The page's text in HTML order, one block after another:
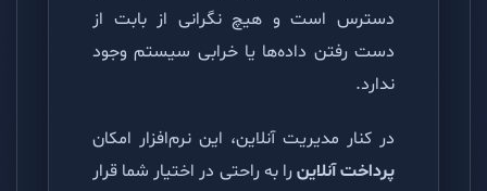
دسترس است و هیچ نگرانی از بابت از
دست رفتن داده‌ها یا خرابی سیستم وجود
ندارد.
در کنار مدیریت آنلاین، این نرم‌افزار امکان
پرداخت آنلاین را به راحتی در اختیار شما قرار